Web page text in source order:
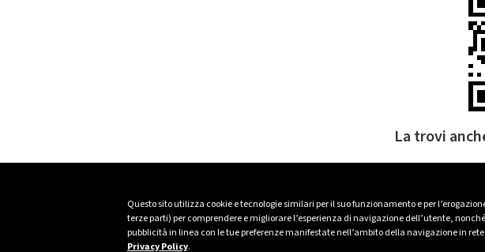
Questo sito utilizza cookie e tecnologie similari per il suo funzionamento e per
terze parti) per comprendere e migliorare l’esperienza di navigazione dell’utente,
pubblicità in linea con le tue preferenze manifestate nell’ambito della navigazione in
Privacy Policy.
La trovi